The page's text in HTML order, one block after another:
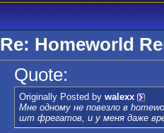
Re: Homeworld
Quote:
Originally Posted by walexx
Мне одному не повезло в
шт фрегатов, и у меня даже